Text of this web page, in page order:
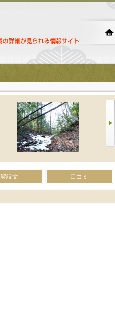
解説文 口コミ